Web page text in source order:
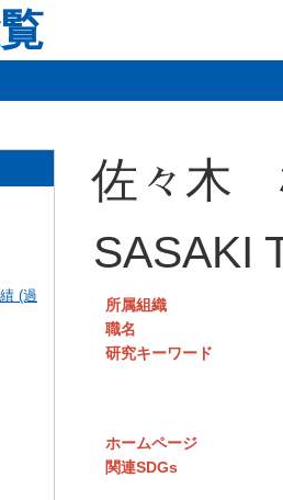
(過
佐々木
SASAKI
所属組織
職名
研究キーワード
ホームページ
関連SDGs